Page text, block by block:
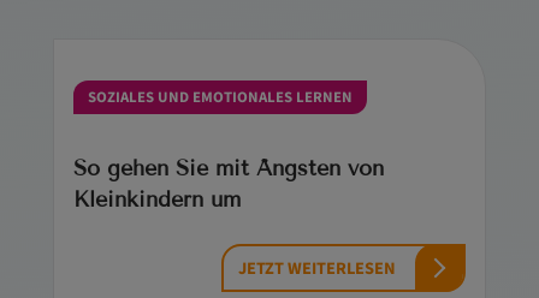
SOZIALES UND EMOTIONALES LERNEN
So gehen Sie mit Ängsten von
Kleinkindern um
JETZT WEITERLESEN